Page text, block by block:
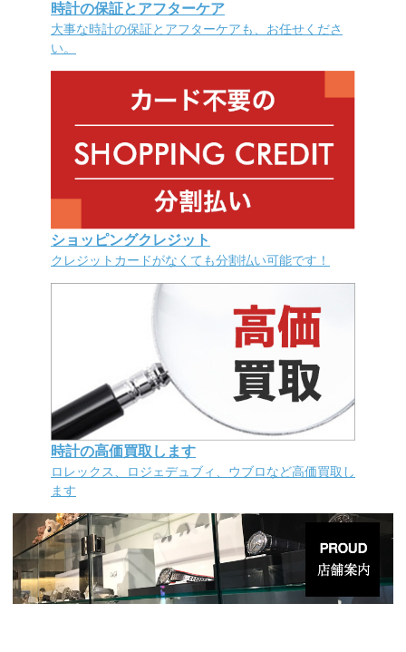
時計の保証とアフターケア
大事な時計の保証とアフターケアも、お任せくださ
い。
ショッピングクレジット
クレジットカードがなくても分割払い可能です！
時計の高価買取します
ロレックス、ロジェデュブィ、ウブロなど高価買取し
ます